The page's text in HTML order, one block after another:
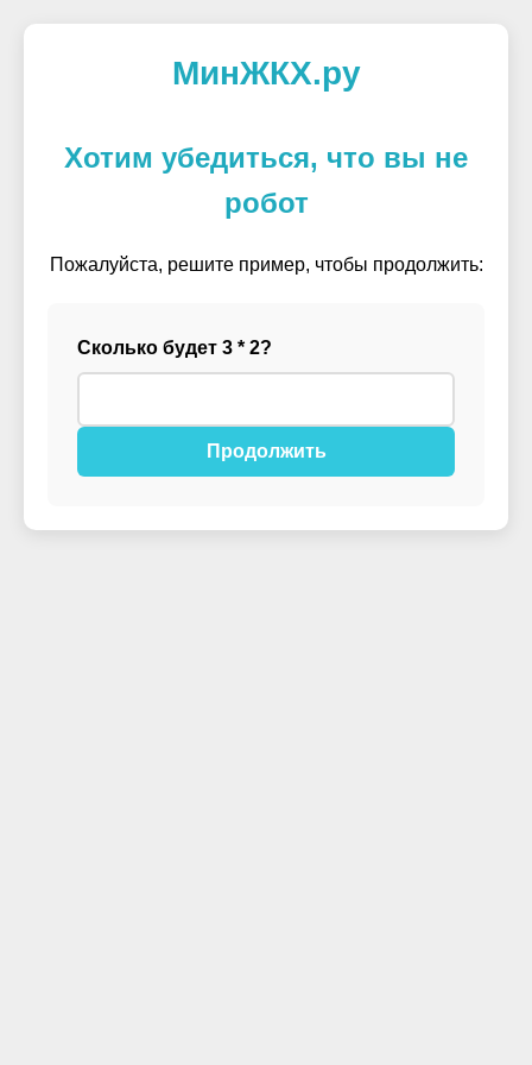
МинЖКХ.ру
Хотим убедиться, что вы не
робот
Пожалуйста, решите пример, чтобы продолжить:
Сколько будет 3 * 2?
Продолжить